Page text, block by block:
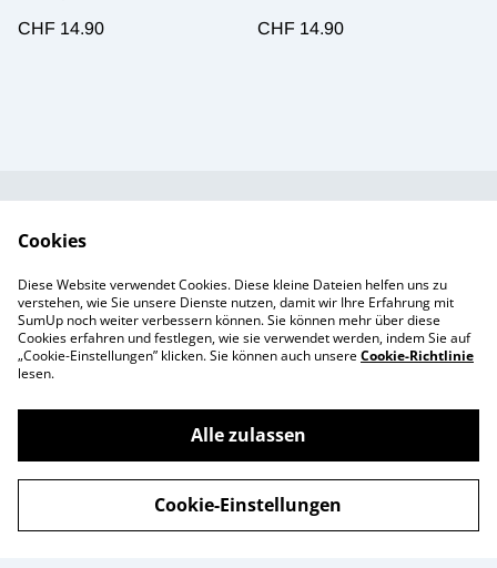
CHF 14.90 CHF 14.90
Öffnungszeiten
Impressum
Cookie-Richtlinie
Produkte
Enchanté Store - Thun
Cookies
Diese Website verwendet Cookies. Diese kleine Dateien helfen uns zu
verstehen, wie Sie unsere Dienste nutzen, damit wir Ihre Erfahrung mit
SumUp noch weiter verbessern können. Sie können mehr über diese
Cookies erfahren und festlegen, wie sie verwendet werden, indem Sie auf
„Cookie-Einstellungen” klicken. Sie können auch unsereCookie-Richtlinie
lesen.
Alle zulassen
Cookie-Einstellungen